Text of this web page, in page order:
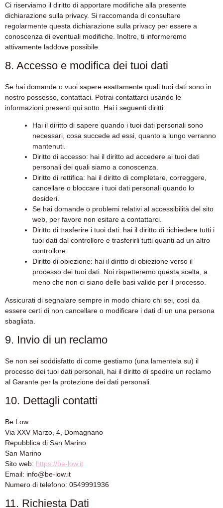
Ci riserviamo il diritto di apportare modifiche alla presente
dichiarazione sulla privacy. Si raccomanda di consultare
regolarmente questa dichiarazione sulla privacy per essere a
conoscenza di eventuali modifiche. Inoltre, ti informeremo
attivamente laddove possibile.
8. Accesso e modifica dei tuoi dati
Se hai domande o vuoi sapere esattamente quali tuoi dati sono in
nostro possesso, contattaci. Potrai contattarci usando le
informazioni presenti qui sotto. Hai i seguenti diritti:
Hai il diritto di sapere quando i tuoi dati personali sono
necessari, cosa succede ad essi, quanto a lungo verranno
mantenuti.
Diritto di accesso: hai il diritto ad accedere ai tuoi dati
personali dei quali siamo a conoscenza.
Diritto di rettifica: hai il diritto di completare, correggere,
cancellare o bloccare i tuoi dati personali quando lo
desideri.
Se hai domande o problemi relativi al accessibilità del sito
web, per favore non esitare a contattarci.
Diritto di trasferire i tuoi dati: hai il diritto di richiedere tutti i
tuoi dati dal controllore e trasferirli tutti quanti ad un altro
controllore.
Diritto di obiezione: hai il diritto di obiezione verso il
processo dei tuoi dati. Noi rispetteremo questa scelta, a
meno che non ci siano delle basi valide per il processo.
Assicurati di segnalare sempre in modo chiaro chi sei, così da
essere certi di non cancellare o modificare i dati di un una persona
sbagliata.
9. Invio di un reclamo
Se non sei soddisfatto di come gestiamo (una lamentela su) il
processo dei tuoi dati personali, hai il diritto di spedire un reclamo
al Garante per la protezione dei dati personali.
10. Dettagli contatti
Be Low
Via XXV Marzo, 4, Domagnano
Repubblica di San Marino
San Marino
Sito web: https://be-low.it
Email: info@be-low.it
Numero di telefono: 0549991936
11. Richiesta Dati